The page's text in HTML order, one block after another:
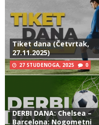
Tiket dana (Četvrtak,
27.11.2025)
27 STUDENOGA, 2025 0
DERBI DANA: Chelsea –
Barcelona: Nogometni